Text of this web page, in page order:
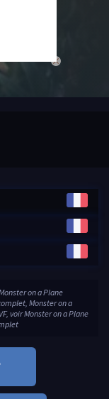
close
on a Plane
Monster on a
voir Monster on a Plane